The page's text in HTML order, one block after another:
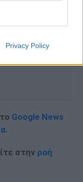
Privacy Policy
Google News
.
στην ροή